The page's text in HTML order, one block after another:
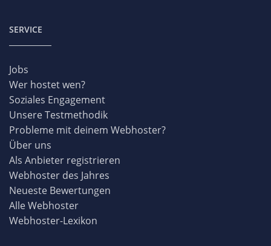
SERVICE
Jobs
Wer hostet wen?
Soziales Engagement
Unsere Testmethodik
Probleme mit deinem Webhoster?
Über uns
Als Anbieter registrieren
Webhoster des Jahres
Neueste Bewertungen
Alle Webhoster
Webhoster-Lexikon